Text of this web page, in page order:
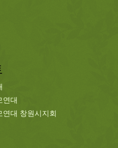
연대
대 창원시지회